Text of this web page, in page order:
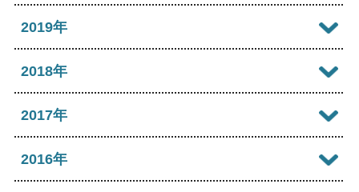
2025年06月
2025年04月
2025年02月
2024年07月
2024年06月
2024年04月
2023年08月
2023年07月
2023年06月
2023年04月
2022年10月
2022年08月
2022年07月
2022年06月
2021年10月
2021年08月
2021年07月
2020年12月
2020年10月
2020年08月
2019年
2019年12月
2019年10月
2018年
2018年12月
2018年10月
2017年
2017年12月
2016年